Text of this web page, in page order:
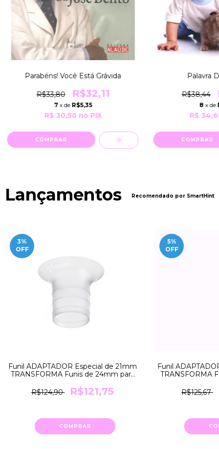
Parabéns! Você Está Grávida
R$33,80 R$32,11
7 x de R$5,35
R$ 30,50 no PIX
Palavra
R$38,44
8 x de
R$
Lançamentos Recomendado por SmartHint
3%
OFF
Funil ADAPTADOR Especial de 21mm
TRANSFORMA Funis de 24mm para
R$124,90
R$121,75
COMPRAR
5%
OFF
Funil
TRANSFORMA
R$125,67